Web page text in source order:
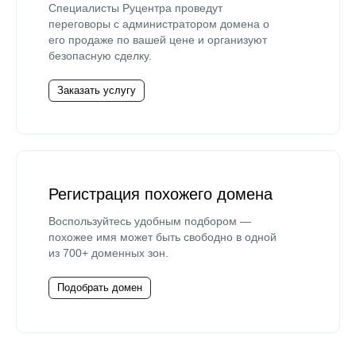
Специалисты Руцентра проведут
переговоры с администратором домена о
его продаже по вашей цене и организуют
безопасную сделку.
Заказать услугу
Регистрация похожего домена
Воспользуйтесь удобным подбором —
похожее имя может быть свободно в одной
из 700+ доменных зон.
Подобрать домен